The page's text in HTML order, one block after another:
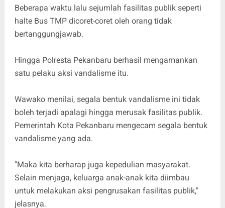
Beberapa waktu lalu sejumlah fasilitas publik seperti
halte Bus TMP dicoret-coret oleh orang tidak
bertanggungjawab.
Hingga Polresta Pekanbaru berhasil mengamankan
satu pelaku aksi vandalisme itu.
Wawako menilai, segala bentuk vandalisme ini tidak
boleh terjadi apalagi hingga merusak fasilitas publik.
Pemerintah Kota Pekanbaru mengecam segala bentuk
vandalisme yang ada.
"Maka kita berharap juga kepedulian masyarakat.
Selain menjaga, keluarga anak-anak kita diimbau
untuk melakukan aksi pengrusakan fasilitas publik,"
jelasnya.